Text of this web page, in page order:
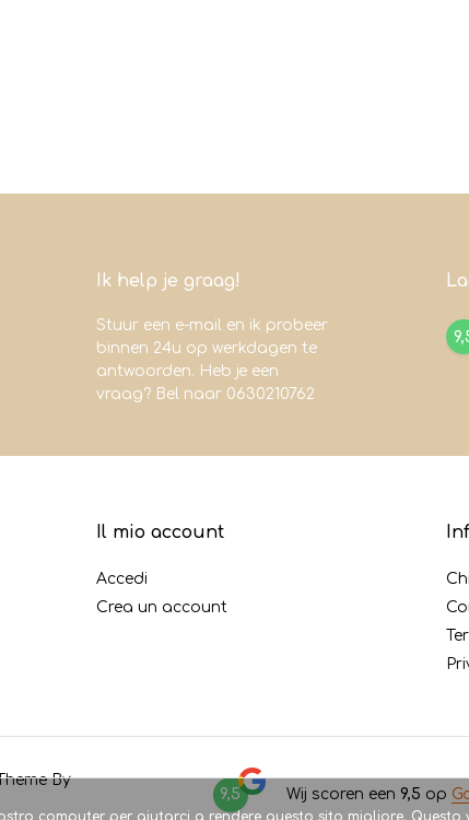
Ik help je graag!
Stuur een e-mail en ik probeer
binnen 24u op werkdagen te
antwoorden. Heb je een
vraag? Bel naar 0630210762
Il mio account
Accedi
Crea un account
By
9,5 Wij scoren een 9,5 op
computer per aiutarci a rendere questo sito migliore. Questo